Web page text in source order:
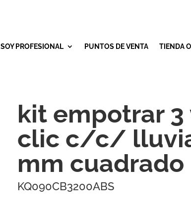
SOY PROFESIONAL PUNTOS DE VENTA TIENDA
kit empotrar 3
clic c/c/
mm cuadrado
KQ090CB3200ABS